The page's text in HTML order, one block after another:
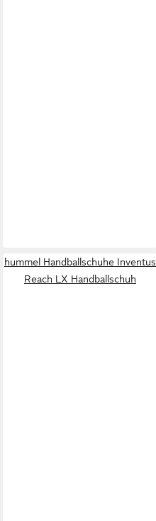
hummel Handballschuhe Inventus
Reach LX Handballschuh